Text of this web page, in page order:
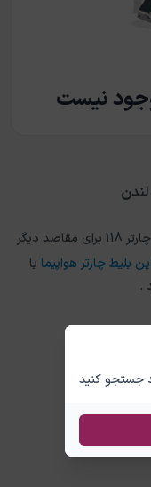
جستجو کنید
نیست
، در چارتر 118 برای مقاصد دیگر
بلیط چارتر هواپیما با
.